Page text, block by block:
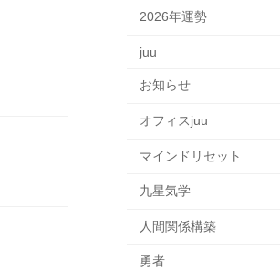
2026年運勢
juu
お知らせ
オフィスjuu
マインドリセット
九星気学
人間関係構築
勇者